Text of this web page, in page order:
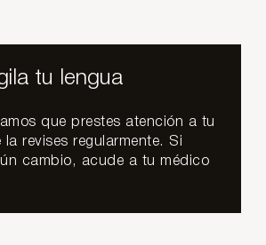
tu lengua
que prestes atención a tu
la revises regularmente. Si
cambio, acude a tu médico